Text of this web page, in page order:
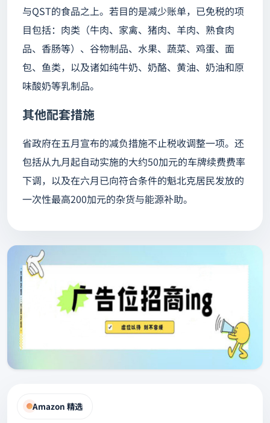
与QST的食品之上。若目的是减少账单，已免税的项
目包括：肉类（牛肉、家禽、猪肉、羊肉、熟食肉
品、香肠等）、谷物制品、水果、蔬菜、鸡蛋、面
包、鱼类，以及诸如纯牛奶、奶酪、黄油、奶油和原
味酸奶等乳制品。
其他配套措施
省政府在五月宣布的减负措施不止税收调整一项。还
包括从九月起自动实施的大约50加元的车牌续费费率
下调，以及在六月已向符合条件的魁北克居民发放的
一次性最高200加元的杂货与能源补助。
Amazon 精选